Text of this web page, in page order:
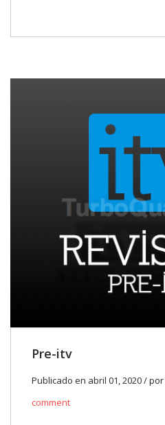
Pre-itv
Publicado en abril 01, 2020 / por
comment